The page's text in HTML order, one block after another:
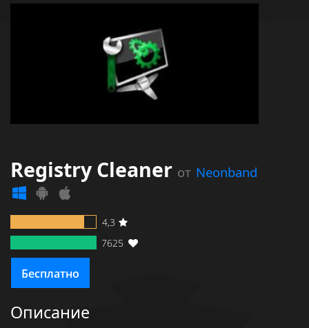
Registry Cleaner от Neonband
4,3
7625
Бесплатно
Описание